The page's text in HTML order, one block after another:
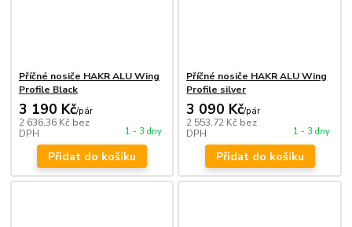
Příčné nosiče HAKR ALU Wing
Profile Black
3 190 Kč/pár
2 636,36 Kč bez
DPH
1 - 3 dny
Přidat do košíku
Příčné nosiče HAKR ALU Wing
Profile silver
3 090 Kč/pár
2 553,72 Kč bez
DPH
1 - 3 dny
Přidat do košíku